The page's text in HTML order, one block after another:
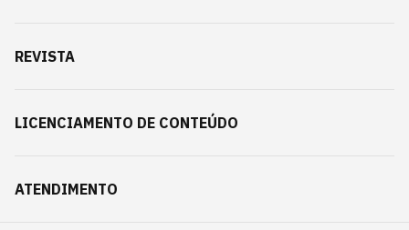
REVISTA
LICENCIAMENTO DE CONTEÚDO
ATENDIMENTO